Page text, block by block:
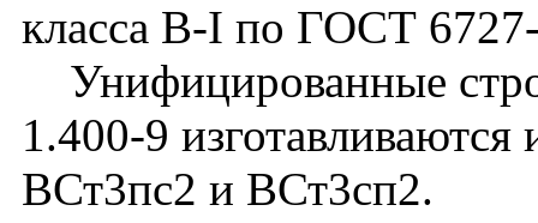
класса В-I по ГОСТ
Унифицированные
1.400-9
ВСт3пс2 и ВСт3сп2.